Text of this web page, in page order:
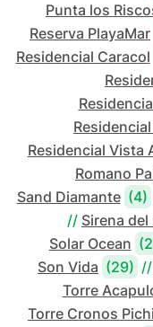
Punta los
Reserva PlayaMar
Residencial Caracol
Residencial Vista
Romano
Sand Diamante (4)
// Sirena del
Solar Ocean
Son Vida (29) //
Torre
Torre Cronos